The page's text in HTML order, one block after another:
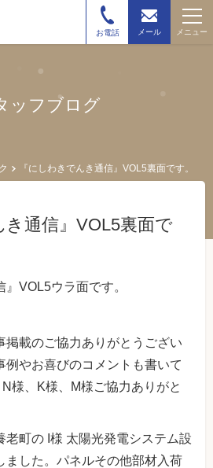
お電話 メール メニュー
ッフブログ
『にしわきでんき通信』VOL5裏面です。
き通信』VOL5裏面で
』VOL5ウラ面です。
掲載のご協力ありがとうござい
例やお喜びのコメントも書いて
様、K様、M様ご協力ありがと
老町の I様 太陽光発電システム設
ました。パネルその他部材入荷